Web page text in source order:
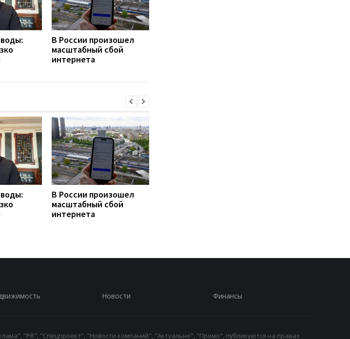
В России произошел
масштабный сбой
интернета
В России произошел
масштабный сбой
интернета
Новости Финансы
"PR", "Спецпроект", "Новости компаний", "Актуально", "Промо", публикуются на правах